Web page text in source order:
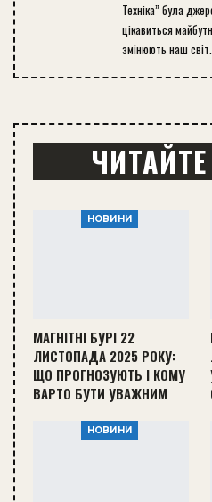
Техніка” була
цікавиться
змінюють наш світ.
НОВИНИ
МАГНІТНІ БУРІ 22
ЛИСТОПАДА 2025 РОКУ:
ЩО ПРОГНОЗУЮТЬ І КОМУ
ВАРТО БУТИ УВАЖНИМ
НОВИНИ